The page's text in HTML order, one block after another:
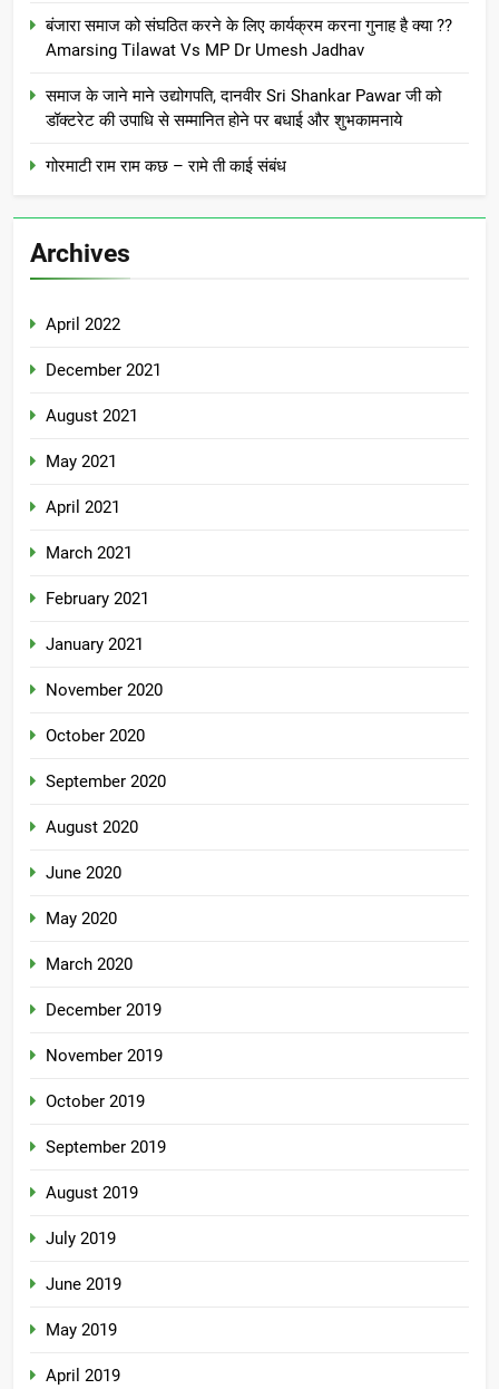
बंजारा समाज को संघठित करने के लिए कार्यक्रम करना गुनाह है क्या ??
Amarsing Tilawat Vs MP Dr Umesh Jadhav
समाज के जाने माने उद्योगपति, दानवीर Sri Shankar Pawar जी को
डॉक्टरेट की उपाधि से सम्मानित होने पर बधाई और शुभकामनाये
गोरमाटी राम राम कछ – रामे ती काई संबंध
Archives
April 2022
December 2021
August 2021
May 2021
April 2021
March 2021
February 2021
January 2021
November 2020
October 2020
September 2020
August 2020
June 2020
May 2020
March 2020
December 2019
November 2019
October 2019
September 2019
August 2019
July 2019
June 2019
May 2019
April 2019